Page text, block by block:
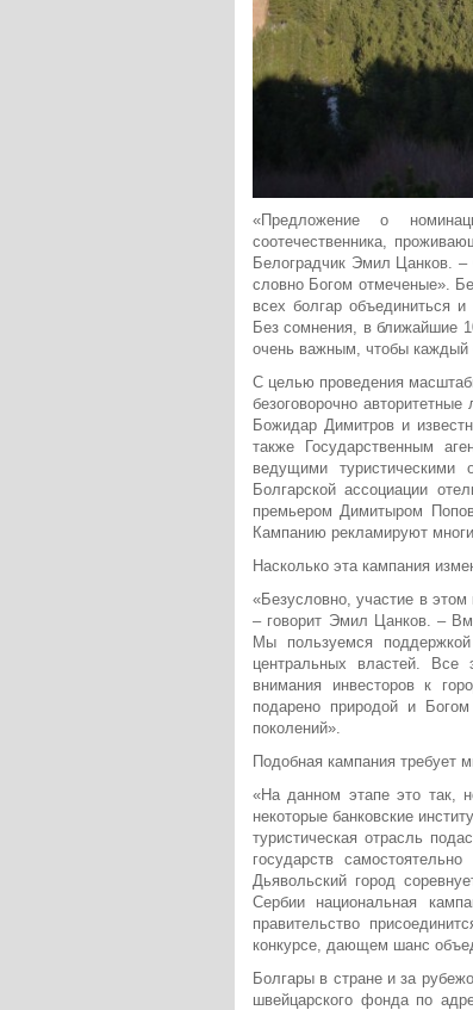
«Предложение о
соотечественника,
Белоградчик Эмил Цанков.
словно Богом отмеченые».
всех болгар объединиться
Без сомнения, в ближайшие
очень важным, чтобы каждый
С целью проведения
безоговорочно
Божидар Димитров и
также Государственным
ведущими туристическими
Болгарской ассоциации
премьером Димитыром
Кампанию рекламируют
Насколько эта кампания
«Безусловно, участие в этом
– говорит Эмил Цанков. –
Мы пользуемся
центральных властей. Все
внимания инвесторов к
подарено природой и
поколений».
Подобная кампания требует
«На данном этапе это так,
некоторые банковские
туристическая отрасль
государств
Дьявольский город
Сербии национальная
правительство
конкурсе, дающем шанс
Болгары в стране и за
швейцарского фонда по